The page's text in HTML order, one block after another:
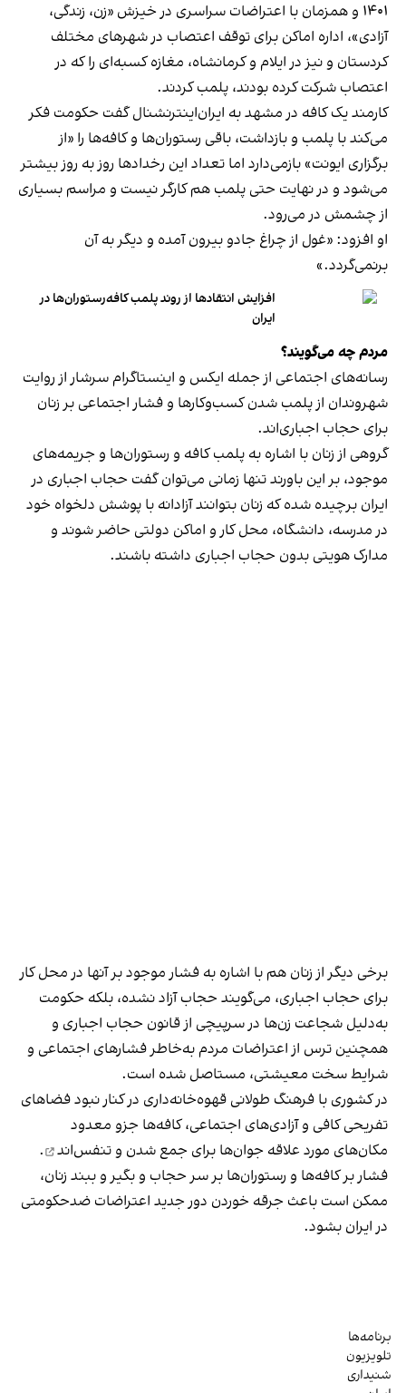
۱۴۰۱ و همزمان با اعتراضات سراسری در خیزش «زن، زندگی،
آزادی»، اداره اماکن برای توقف اعتصاب در شهرهای مختلف
کردستان و نیز در ایلام و کرمانشاه، مغازه کسبه‌ای را که در
اعتصاب شرکت کرده بودند، پلمب کردند.
کارمند یک کافه در مشهد به ایران‌اینترنشنال گفت حکومت فکر
می‌کند با پلمب و بازداشت، باقی رستوران‌ها و کافه‌ها را «از
برگزاری ایونت» بازمی‌دارد اما تعداد این رخدادها روز به روز بیشتر
می‌شود و در نهایت حتی پلمب هم کارگر نیست و مراسم بسیاری
از چشمش در می‌رود.
او افزود: «غول از چراغ جادو بیرون آمده و دیگر به آن
برنمی‎‌گردد.»
افزایش انتقادها از روند پلمب کافه‌رستوران‌ها در
ایران
مردم چه می‌گویند؟
رسانه‎‌های اجتماعی از جمله ایکس و اینستاگرام سرشار از روایت
شهروندان از پلمب شدن کسب‌وکارها و فشار اجتماعی بر زنان
برای حجاب اجباری‌اند.
گروهی از زنان با اشاره به پلمب کافه و رستوران‌ها و جریمه‌های
موجود، بر این باورند تنها زمانی می‌توان گفت حجاب اجباری در
ایران برچیده شده که زنان بتوانند آزادانه با پوشش دلخواه خود
در مدرسه، دانشگاه، محل کار و اماکن دولتی حاضر شوند و
مدارک هویتی بدون حجاب اجباری داشته باشند.
برخی دیگر از زنان هم با اشاره به فشار موجود بر آنها در محل کار
برای حجاب اجباری، می‌گویند حجاب آزاد نشده، بلکه حکومت
به‌دلیل شجاعت زن‌ها در سرپیچی از قانون حجاب اجباری و
همچنین ترس از اعتراضات مردم به‌خاطر فشارهای اجتماعی و
شرایط سخت معیشتی، مستاصل شده است.
در کشوری با فرهنگ طولانی قهوه‌‌خانه‌داری در کنار نبود فضاهای
تفریحی کافی و آزادی‌های اجتماعی، کافه‌ها جزو معدود
مکان‌های مورد علاقه جوان‌ها برای جمع شدن و تنفس‌اند
.
فشار بر کافه‌ها و رستوران‌ها بر سر حجاب و بگیر و ببند زنان،
ممکن است باعث جرقه خوردن دور جدید اعتراضات ضدحکومتی
در ایران بشود.
برنامه‌ها
تلویزیون
شنیداری